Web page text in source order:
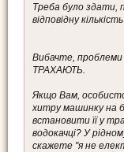
Треба було здати,
відповідну
Вибачте, проблеми
ТРАХАЮТЬ.
Якщо Вам,
хитру машинку на
встановити її у
водокачці? У
скажете "я не